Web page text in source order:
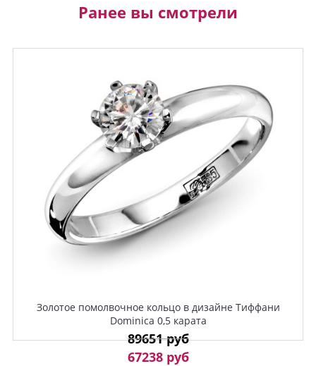
Ранее вы смотрели
Золотое помолвочное кольцо в дизайне Тиффани
Dominica 0,5 карата
89651 руб
67238 руб